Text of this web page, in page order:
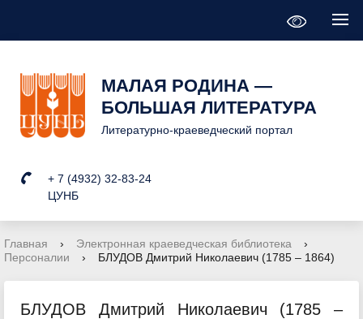
МАЛАЯ РОДИНА —
БОЛЬШАЯ ЛИТЕРАТУРА
Литературно-краеведческий портал
+ 7 (4932) 32-83-24
ЦУНБ
Главная › Электронная краеведческая библиотека
›
Персоналии
› БЛУДОВ Дмитрий Николаевич (1785 – 1864)
БЛУДОВ Дмитрий Николаевич (1785 –